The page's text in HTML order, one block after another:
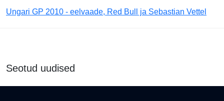
Ungari GP 2010 - eelvaade, Red Bull ja Sebastian Vettel
Seotud uudised